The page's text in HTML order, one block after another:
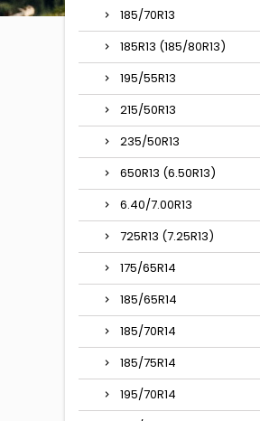
185/70R13
185R13 (185/80R13)
195/55R13
215/50R13
235/50R13
650R13 (6.50R13)
6.40/7.00R13
725R13 (7.25R13)
175/65R14
185/65R14
185/70R14
185/75R14
195/70R14